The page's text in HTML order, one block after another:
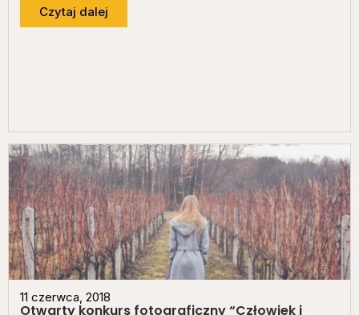
Czytaj dalej
11 czerwca, 2018
Otwarty konkurs fotograficzny “Człowiek i